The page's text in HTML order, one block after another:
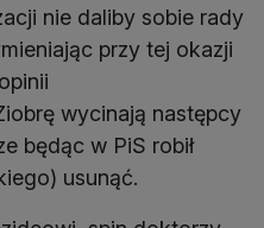
nie daliby sobie rady
przy tej okazji
wycinają następcy
będąc w PiS robił
usunąć.